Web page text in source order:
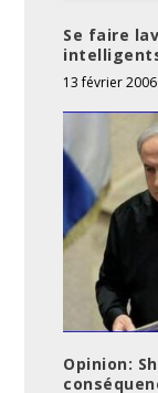
Se faire
13 février 2006
Opinion: